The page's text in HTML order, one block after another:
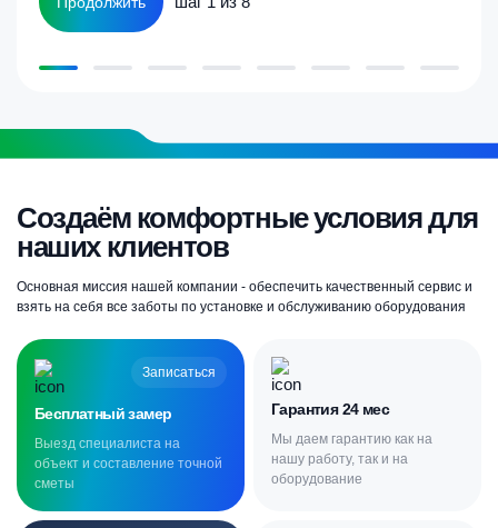
Создаём комфортные условия для
наших клиентов
Основная миссия нашей компании - обеспечить качественный сервис и
взять на себя все заботы по установке и обслуживанию оборудования
Записаться
Бесплатный замер
Выезд специалиста на
объект и составление точной
сметы
Гарантия 24 мес
Мы даем гарантию как на
нашу работу, так и на
оборудование